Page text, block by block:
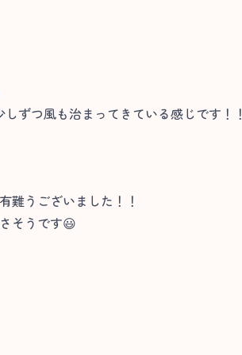
ずつ風も治まってきている感じです！！
難うございました！！
そうです😃